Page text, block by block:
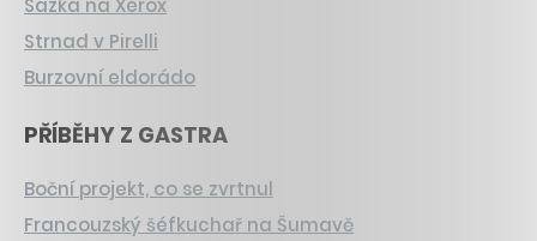
Sázka na Xerox
Strnad v Pirelli
Burzovní eldorádo
PŘÍBĚHY Z GASTRA
Boční projekt, co se zvrtnul
Francouzský šéfkuchař na Šumavě